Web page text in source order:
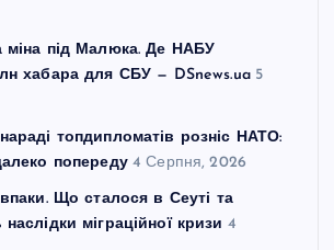
міна під Малюка. Де НАБУ
хабара для СБУ — DSnews.ua 5
топдипломатів розніс НАТО:
попереду 4 Серпня, 2026
Що сталося в Сеуті та
міграційної кризи 4